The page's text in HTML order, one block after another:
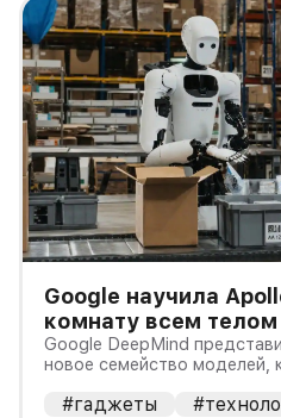
Google научила
комнату всем
пакет он умеет
Google DeepMind
новое семейство моделей,
демонстрации Apptronik
#гаджеты